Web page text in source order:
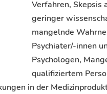
Verfahren, Skepsis
geringer
mangelnde
Psychiater/-innen
Psychologen,
qualifiziertem
in der